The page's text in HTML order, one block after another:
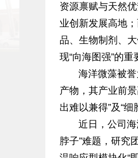
资源禀赋与天然
业创新发展高地
品、生物制剂、
现“向海图强”的重
海洋微藻被
产物，其产业前
出难以兼得”及“
近日，公司
脖子”难题，研究